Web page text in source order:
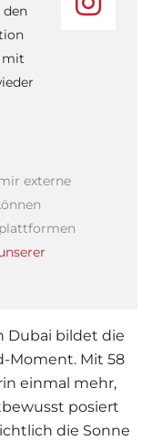
den
mit
externe
Dubai bildet die
Moment. Mit 58
einmal mehr,
posiert
die Sonne